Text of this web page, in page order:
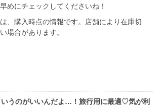
めにチェックしてくださいね！
、購入時点の情報です。店舗により在庫切
場合があります。
いうのがいいんだよ…！旅行用に最適♡気が利